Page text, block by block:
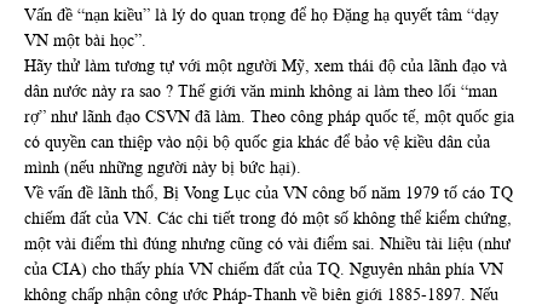
Vấn đề “nạn kiều” là lý do quan trọng để họ Đặng hạ quyết tâm “dạy
VN một bài học”.
Hãy thử làm tương tự với một người Mỹ, xem thái độ của lãnh đạo và
dân nước này ra sao ? Thế giới văn minh không ai làm theo lối “man
rợ” như lãnh đạo CSVN đã làm. Theo công pháp quốc tế, một quốc gia
có quyền can thiệp vào nội bộ quốc gia khác để bảo vệ kiều dân của
mình (nếu những người này bị bức hại).
Về vấn đề lãnh thổ, Bị Vong Lục của VN công bố năm 1979 tố cáo TQ
chiếm đất của VN. Các chi tiết trong đó một số không thể kiểm chứng,
một vài điểm thì đúng nhưng cũng có vài điểm sai. Nhiều tài liệu (như
của CIA) cho thấy phía VN chiếm đất của TQ. Nguyên nhân phía VN
không chấp nhận công ước Pháp-Thanh về biên giới 1885-1897. Nếu